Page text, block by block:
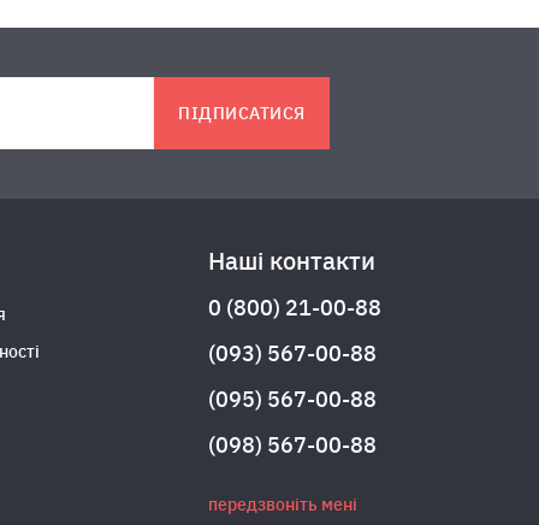
ПІДПИСАТИСЯ
Наші контакти
0 (800) 21-00-88
(093) 567-00-88
(095) 567-00-88
(098) 567-00-88
передзвоніть мені